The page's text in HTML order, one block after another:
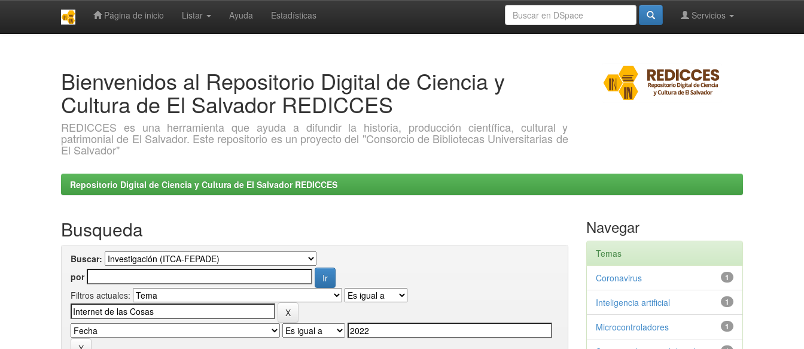
Página de inicio Listar Ayuda Estadísticas Servicios
Bienvenidos al Repositorio Digital de Ciencia y
Cultura de El Salvador REDICCES
REDICCES es una herramienta que ayuda a difundir la historia, producción científica, cultural y
patrimonial de El Salvador. Este repositorio es un proyecto del "Consorcio de Bibliotecas Universitarias de
El Salvador"
Repositorio Digital de Ciencia y Cultura de El Salvador REDICCES
Busqueda
Buscar:
por
Filtros actuales:
Navegar
Temas
1
Coronavirus
1
Inteligencia artificial
1
Microcontroladores